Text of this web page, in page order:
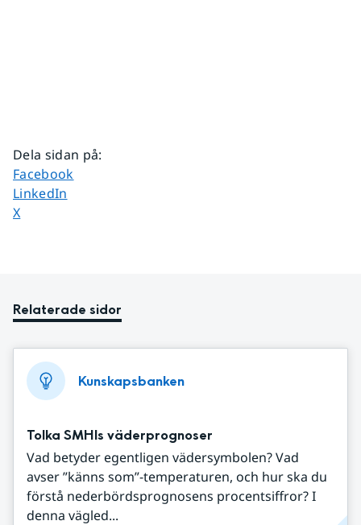
Dela sidan på:
Dela sidan på
Facebook
Dela sidan på
LinkedIn
Dela sidan på
X
Relaterade sidor
Kunskapsbanken
Tolka SMHIs väderprognoser
Vad betyder egentligen vädersymbolen? Vad
avser ”känns som”-temperaturen, och hur ska du
förstå nederbördsprognosens procentsiffror? I
denna vägled...